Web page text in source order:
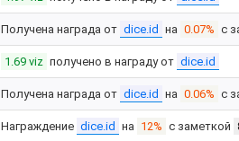
Получена награда от dice.id на 0.07% с
1.69 viz получено в награду от dice.id
Получена награда от dice.id на 0.06% с
Награждение dice.id на 12% с заметкой